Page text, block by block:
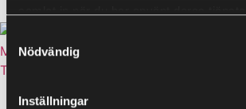
Samtyckesval
Nödvändig
Inställningar
M: innerstan@lundbergs.se
T: